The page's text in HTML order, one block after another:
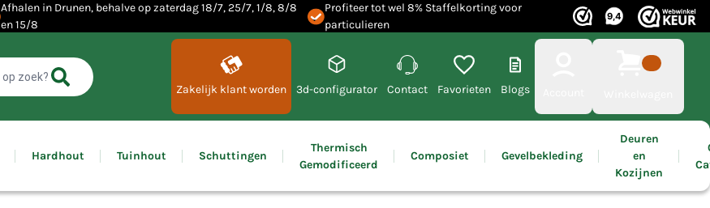
Afhalen in Drunen, behalve op zaterdag 18/7, 25/7, 1/8, 8/8
en 15/8
Profiteer tot wel 8% Staffelkorting voor
particulieren
Zakelijk klant worden 3d-configurator Contact Favorieten Blogs
Hardhout Tuinhout Schuttingen
Thermisch
Gemodificeerd
Composiet Gevelbekleding
Deuren
en
Kozijnen